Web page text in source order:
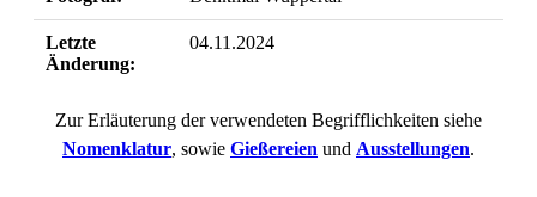
Letzte
Änderung:
04.11.2024
Zur Erläuterung der verwendeten Begrifflichkeiten siehe
Nomenklatur, sowie Gießereien und Ausstellungen.